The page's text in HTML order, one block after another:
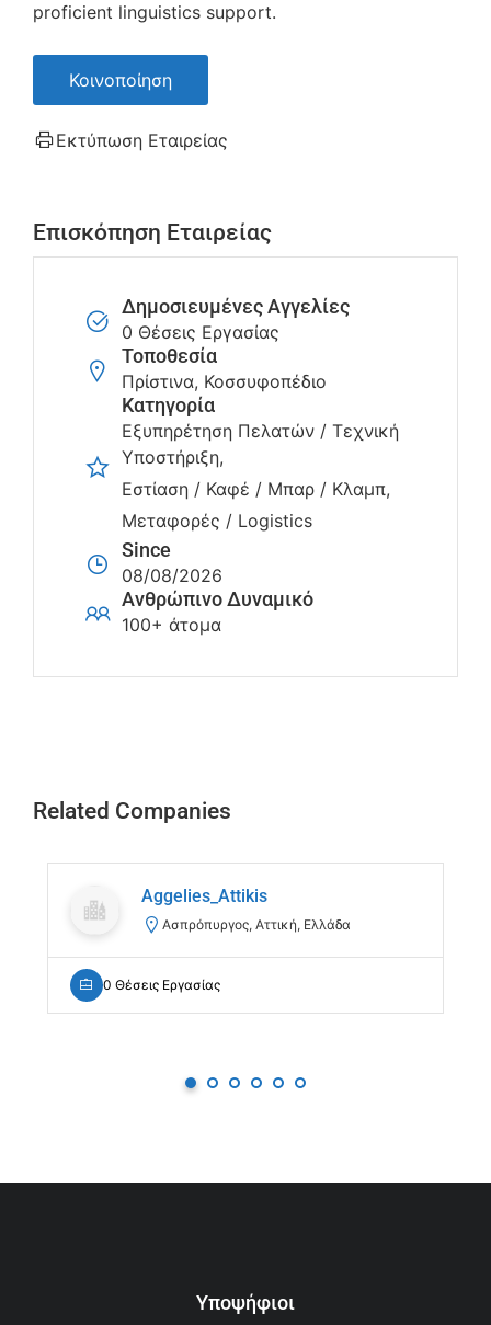
proficient linguistics support.
Κοινοποίηση
Εκτύπωση Εταιρείας
Επισκόπηση Εταιρείας
Δημοσιευμένες Αγγελίες
0 Θέσεις Εργασίας
Τοποθεσία
Πρίστινα, Κοσσυφοπέδιο
Κατηγορία
Εξυπηρέτηση Πελατών / Τεχνική
Υποστήριξη
Εστίαση / Καφέ / Μπαρ / Κλαμπ
Μεταφορές / Logistics
Since
08/08/2026
Ανθρώπινο Δυναμικό
100+ άτομα
Related Companies
Aggelies_Attikis
Ασπρόπυργος, Αττική, Ελλάδα
0 Θέσεις Εργασίας
Υποψήφιοι